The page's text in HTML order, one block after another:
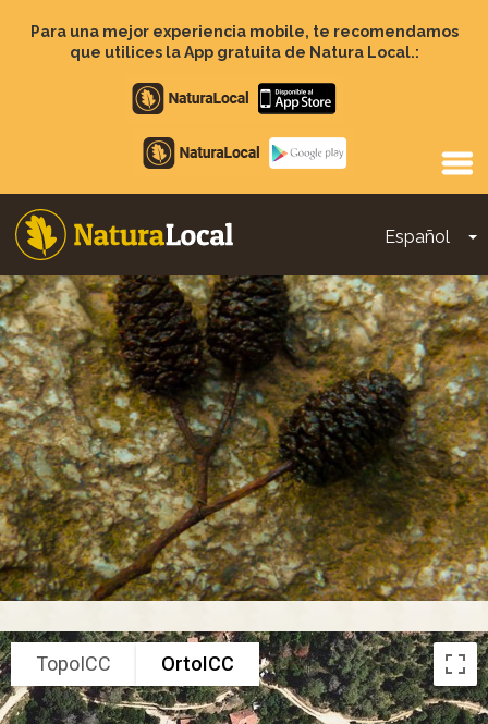
contenido
Para una mejor experiencia mobile, te recomendamos
que utilices la App gratuita de Natura Local.:
Apple
store
Google
Play
Español
Main
navigation
TopoICC OrtoICC